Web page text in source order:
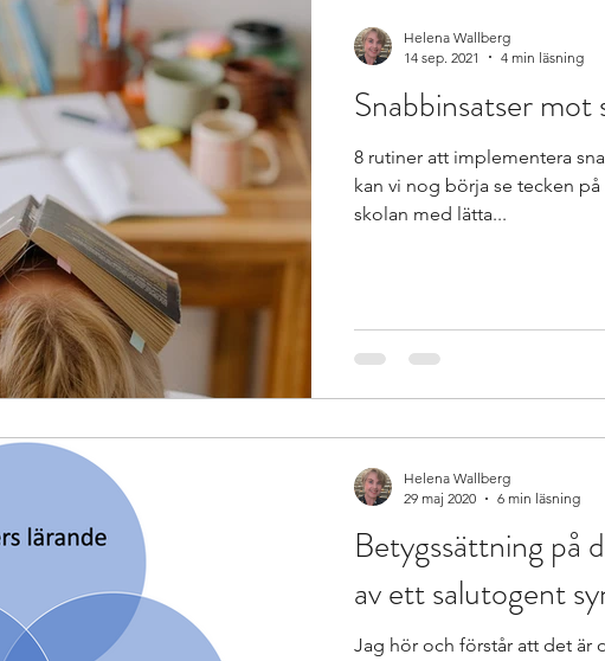
for Special Needs and In Återkoppling för utveckling
Beprövad erfarenhet betyg
Snabbinsatser mot
8 rutiner att implementera
kan vi nog börja se tecken
skolan med lätta...
Helena Wallberg
14 sep. 2021
4 min läsning
Betygssättning på
av ett salutogent
Jag hör och förstår att det är
Helena Wallberg
29 maj 2020
6 min läsning